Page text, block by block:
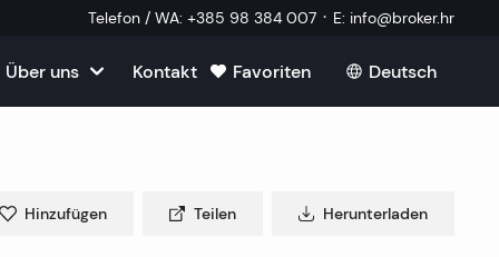
Telefon / WA: +385 98 384 007 · E: info@broker.hr
in Split
Verkauf in Kroatien
Über uns Kontakt Favoriten Deutsch
Alle ansehen
Hinzufügen Teilen Herunterladen